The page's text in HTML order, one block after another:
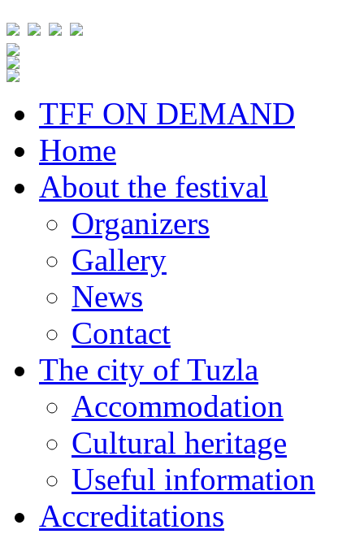
TFF ON DEMAND
Home
About the festival
Organizers
Gallery
News
Contact
The city of Tuzla
Accommodation
Cultural heritage
Useful information
Accreditations